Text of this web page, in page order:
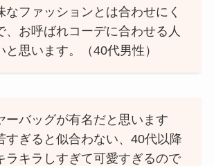
なファッションとは合わせにく
、お呼ばれコーデに合わせる人
と思います。（40代男性）
ーバッグが有名だと思います
すぎると似合わない、40代以降
ラキラしすぎて可愛すぎるので